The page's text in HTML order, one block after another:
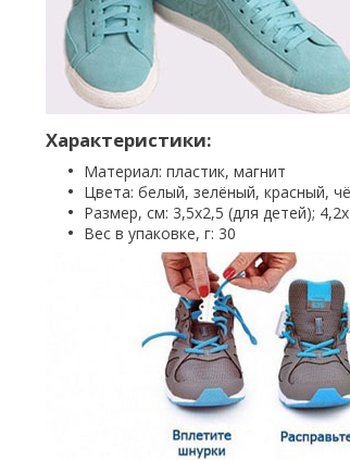
Характеристики:
Материал: пластик, магнит
Цвета: белый, зелёный, красный,
Размер, см: 3,5х2,5 (для детей);
Вес в упаковке, г: 30